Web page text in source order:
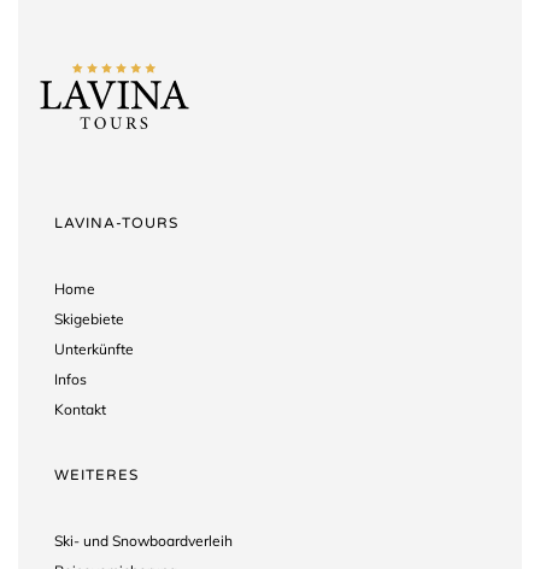
LAVINA-TOURS
Home
Skigebiete
Unterkünfte
Infos
Kontakt
WEITERES
Ski- und Snowboardverleih